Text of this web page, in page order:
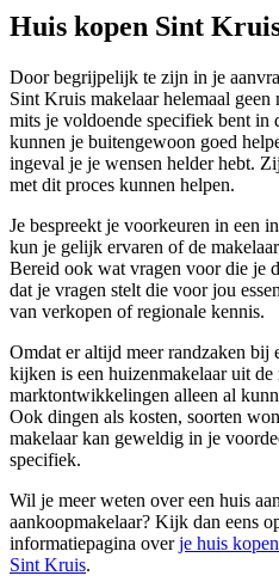
Huis kopen Sint
Door begrijpelijk te zijn in je
Sint Kruis makelaar helemaal
mits je voldoende specifiek bent in
kunnen je buitengewoon goed
ingeval je je wensen helder hebt.
met dit proces kunnen helpen.
Je bespreekt je voorkeuren in een
kun je gelijk ervaren of de
Bereid ook wat vragen voor die je
dat je vragen stelt die voor jou
van verkopen of regionale kennis.
Omdat er altijd meer randzaken bij
kijken is een huizenmakelaar uit
marktontwikkelingen alleen al
Ook dingen als kosten, soorten
makelaar kan geweldig in je
specifiek.
Wil je meer weten over een huis
aankoopmakelaar? Kijk dan eens
informatiepagina overje huis
Sint Kruis.